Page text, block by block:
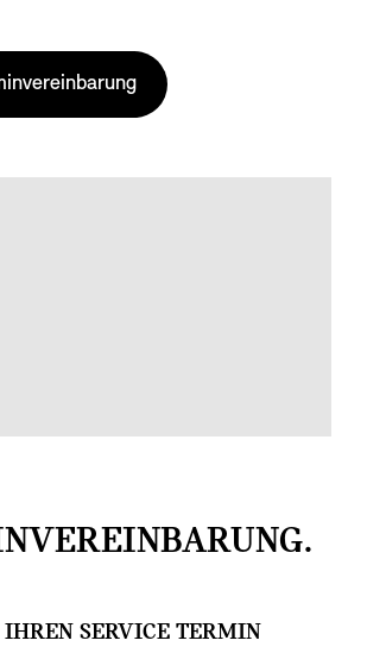
SERVICE TERMIN